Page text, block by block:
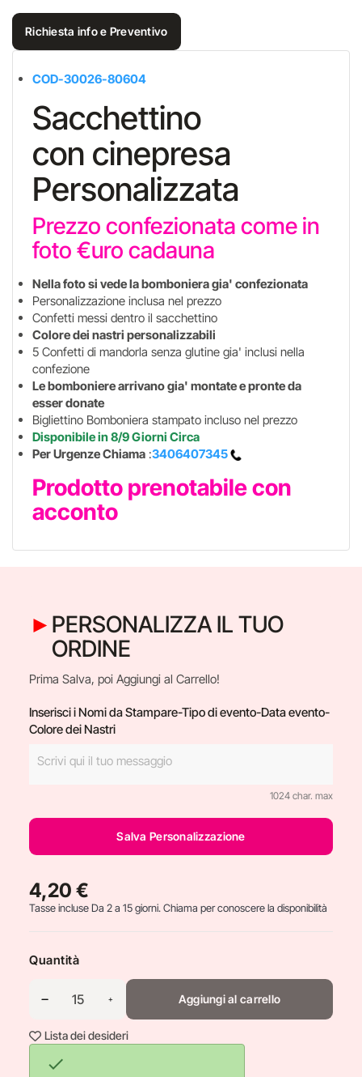
Richiesta info e Preventivo
COD-30026-80604
Sacchettino
con cinepresa
Personalizzata
Prezzo confezionata come in
foto €uro cadauna
Nella foto si vede la bomboniera gia' confezionata
Personalizzazione inclusa nel prezzo
Confetti messi dentro il sacchettino
Colore dei nastri personalizzabili
5 Confetti di mandorla senza glutine gia' inclusi nella
confezione
Le bomboniere arrivano gia' montate e pronte da
esser donate
Bigliettino Bomboniera stampato incluso nel prezzo
Disponibile in 8/9 Giorni Circa
Per Urgenze Chiama :3406407345
Prodotto prenotabile con
acconto
PERSONALIZZA IL TUO
ORDINE
Prima Salva, poi Aggiungi al Carrello!
Inserisci i Nomi da Stampare-Tipo di evento-Data evento-
Colore dei Nastri
1024 char. max
Salva Personalizzazione
4,20 €
Tasse incluseDa 2 a 15 giorni. Chiama per conoscere la disponibilità
Quantità
Aggiungi al carrello
Lista dei desideri
